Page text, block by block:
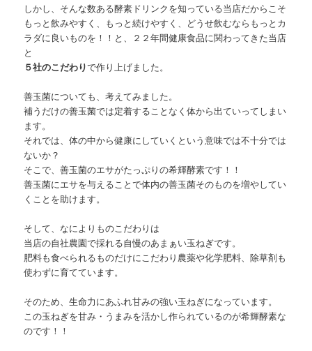
しかし、そんな数ある酵素ドリンクを知っている当店だからこそ
もっと飲みやすく、もっと続けやすく、どうせ飲むならもっとカ
ラダに良いものを！！と、２２年間健康食品に関わってきた当店
と
５社のこだわりで作り上げました。
善玉菌についても、考えてみました。
補うだけの善玉菌では定着することなく体から出ていってしまい
ます。
それでは、体の中から健康にしていくという意味では不十分では
ないか？
そこで、善玉菌のエサがたっぷりの希輝酵素です！！
善玉菌にエサを与えることで体内の善玉菌そのものを増やしてい
くことを助けます。
そして、なによりものこだわりは
当店の自社農園で採れる自慢のあまぁい玉ねぎです。
肥料も食べられるものだけにこだわり農薬や化学肥料、除草剤も
使わずに育てています。
そのため、生命力にあふれ甘みの強い玉ねぎになっています。
この玉ねぎを甘み・うまみを活かし作られているのが希輝酵素な
のです！！